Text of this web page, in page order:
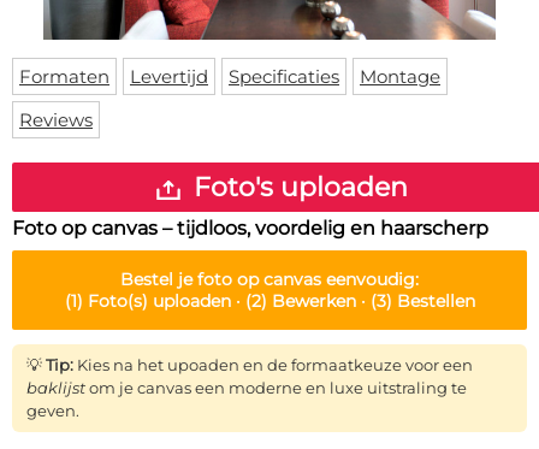
Vloermat
Skateboard deck
Over ons
Levertijden
Inloggen
WhatsApp
Formaten Levertijd Specificaties
Montage
Reviews
Foto's uploaden
Foto op canvas – tijdloos, voordelig en haarscherp
Bestel jefoto op canvas eenvoudig:
(1) Foto(s) uploaden · (2) Bewerken · (3) Bestellen
💡Tip: Kies na het upoaden en de formaatkeuze voor een
baklijstom je canvas een moderne en luxe uitstraling te
geven.